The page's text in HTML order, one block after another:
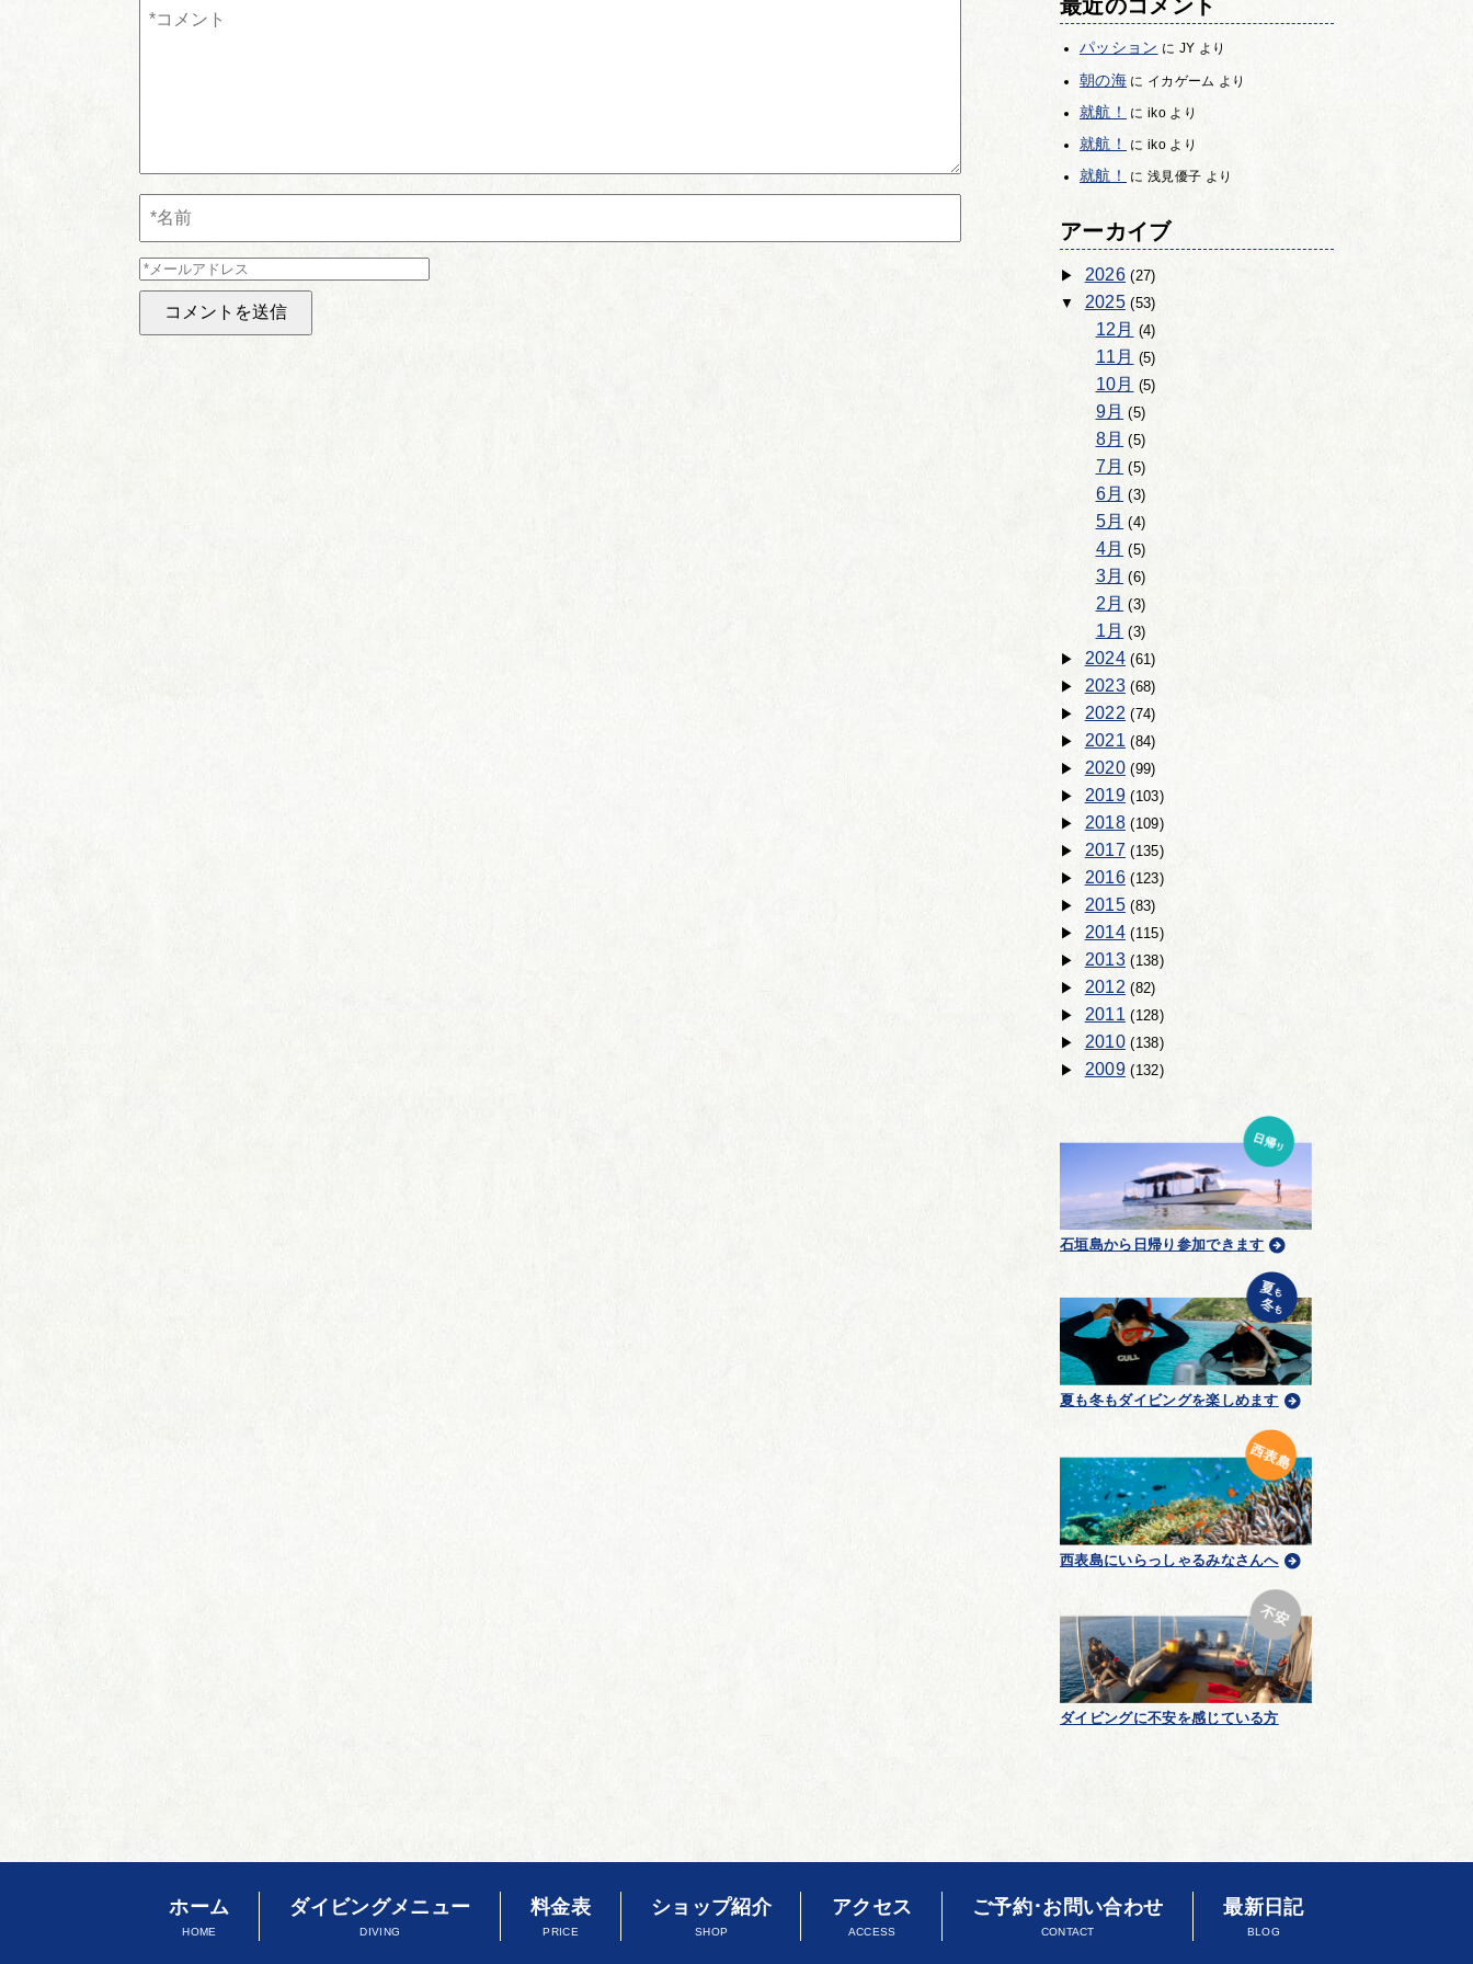
最近のコメント
パッション に JY より
朝の海に イカゲーム より
就航！ に ikoより
就航！ に ikoより
就航！ に 浅見優子 より
アーカイブ
2026(27)
2025(53)
12月 (4)
11月 (5)
10月 (5)
9月 (5)
8月 (5)
7月 (5)
6月 (3)
5月 (4)
4月 (5)
3月 (6)
2月 (3)
1月 (3)
2024(61)
2023(68)
2022 (74)
2021(84)
2020(99)
2019(103)
2018(109)
2017 (135)
2016(123)
2015(83)
2014(115)
2013(138)
2012(82)
2011(128)
2010(138)
2009(132)
石垣島から日帰り参加できます
夏も冬もダイビングを楽しめます
西表島にいらっしゃるみなさんへ
ダイビングに不安を感じている方
ホーム
HOME
ダイビングメニュー
DIVING
料金表
PRICE
ショップ紹介
SHOP
アクセス
ACCESS
ご予約･お問い合わせ
CONTACT
最新日記
BLOG